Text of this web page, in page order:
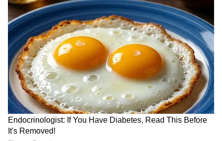
Annapurna Bhandar Payment |
প্রতিমাসে কত তারিখে ঢুকবে অন্নপূর্ণার ৩
হাজার টাকা?
কীভাবে অন্নপূর্ণা ভাণ্ডার নিয়ে কারা ছড়াচ্ছে
বিভ্রান্তি? | Suvendu Adhikari on
Annapurna Yojana